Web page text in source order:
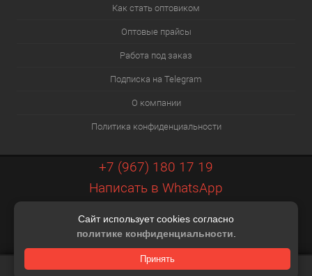
Сайт использует cookies согласно
политике конфиденциальности
Принять
Как стать оптовиком
Оптовые прайсы
Работа под заказ
Подписка на Telegram
О компании
Политика конфиденциальности
+7 (967) 180 17 19
Написать в WhatsApp
Контакты
Разработка шаблона Digital Web